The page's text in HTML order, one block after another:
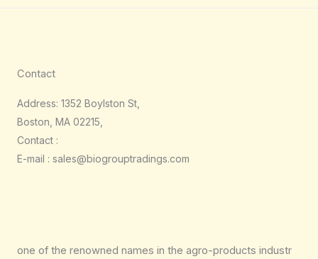
Contact
Address: 1352 Boylston St,
Boston, MA 02215,
Contact :
E-mail : sales@biogrouptradings.com
one of the renowned names in the agro-products industr